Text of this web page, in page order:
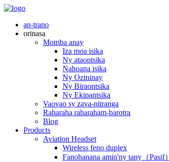
an-trano
orinasa
Momba anay
Iza moa isika
Ny ataontsika
Nahoana isika
Ny Ozininay
Ny Biraontsika
Ny Ekipantsika
Vaovao sy zava-nitranga
Raharaha raharaham-barotra
Blog
Products
Aviation Headset
Wireless feno duplex
Fanohanana amin'ny tany（Pasif）